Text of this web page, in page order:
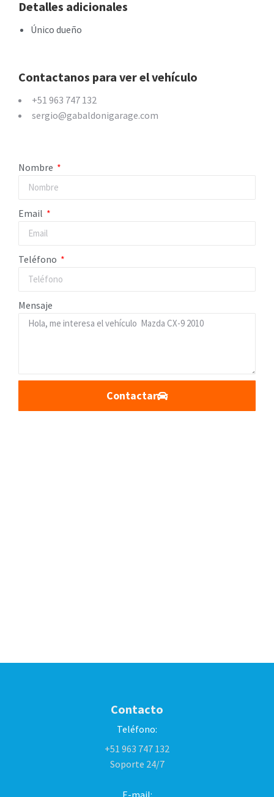
Detalles adicionales
Único dueño
Contactanos para ver el vehículo
+51 963 747 132
sergio@gabaldonigarage.com
Nombre
Email
Teléfono
Mensaje
Contactar
Contacto
Teléfono:
+51 963 747 132
Soporte 24/7